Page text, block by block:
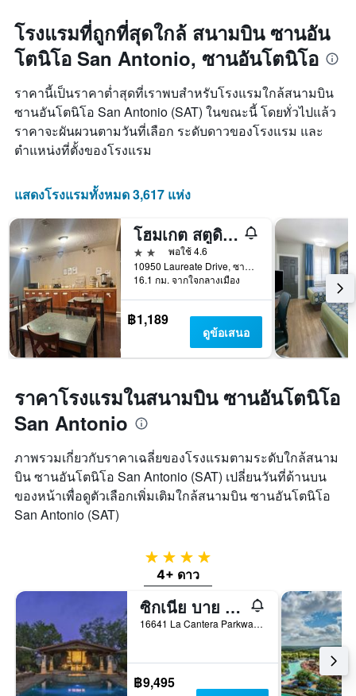
ดง
ราคา
เฉลี่ย
ของ
ห้อง
พัก
โรงแรมที่ถูกที่สุดใกล้ สนามบิน ซานอัน
โตนิโอ San Antonio, ซานอันโตนิโอ
ราคานี้เป็นราคาต่ำสุดที่เราพบสำหรับโรงแรมใกล้สนามบิน
ซานอันโตนิโอ San Antonio (SAT) ในขณะนี้ โดยทั่วไปแล้ว
ราคาจะผันผวนตามวันที่เลือก ระดับดาวของโรงแรม และ
ตำแหน่งที่ตั้งของโรงแรม
แสดงโรงแรมทั้งหมด 3,617 แห่ง
โฮมเกต สตูดิโอส์ แอนด์ สวีทส์ ซานอันโตนิโอ เมดิคอล เซ็นเตอร์
2 ดาว
พอใช้ 4.6
10950 Laureate Drive, ซานอันโตนิโอ, TX, สหรัฐอเมริกา
16.1 กม. จากใจกลางเมือง
฿1,189
ดูข้อเสนอ
ราคาโรงแรมในสนามบิน ซานอันโตนิโอ
San Antonio
ภาพรวมเกี่ยวกับราคาเฉลี่ยของโรงแรมตามระดับใกล้สนาม
บิน ซานอันโตนิโอ San Antonio (SAT) เปลี่ยนวันที่ด้านบน
ของหน้าเพื่อดูตัวเลือกเพิ่มเติมใกล้สนามบิน ซานอันโตนิโอ
San Antonio (SAT)
4 ดาว
4+ ดาว
ซิกเนีย บาย ฮิลตัน ลา แคนเทรา รีสอร์ต แอนด์ สปา
16641 La Cantera Parkway, ซานอันโตนิโอ, TX, สหรัฐอเมริกา
฿9,495